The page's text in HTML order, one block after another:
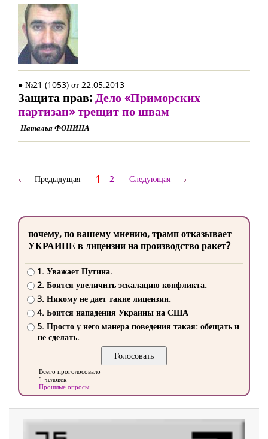
● №21 (1053) от 22.05.2013
Защита прав:Дело «Приморских
партизан» трещит по швам
Наталья ФОНИНА
Предыдущая 1 2 Следующая
почему, по вашему мнению, трамп отказывает
УКРАИНЕ в лицензии на производство ракет?
1. Уважает Путина.
2. Боится увеличить эскалацию конфликта.
3. Никому не дает такие лицензии.
4. Боится нападения Украины на США
5. Просто у него манера поведения такая: обещать и
не сделать.
Всего проголосовало
1 человек
Прошлые опросы